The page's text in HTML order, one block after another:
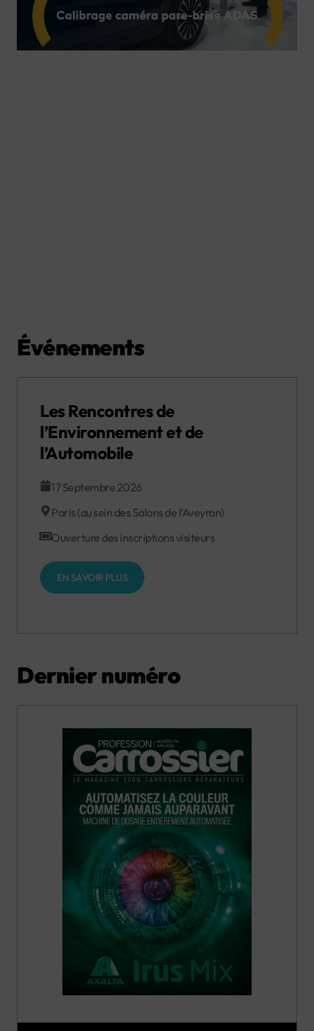
Événements
Les Rencontres de
l’Environnement et de
l’Automobile
17 Septembre 2026
Paris (au sein des Salons de l’Aveyron)
Ouverture des inscriptions visiteurs
EN SAVOIR PLUS
Dernier numéro